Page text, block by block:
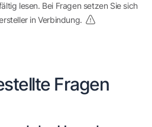
lesen. Bei Fragen setzen Sie sich
in Verbindung.
Fragen